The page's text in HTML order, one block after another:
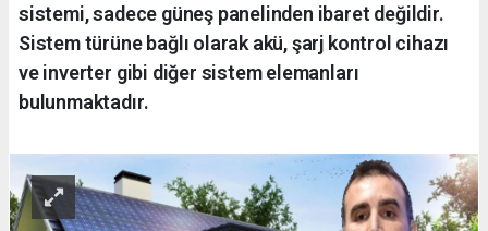
sistemi, sadece güneş panelinden ibaret değildir.
Sistem türüne bağlı olarak akü, şarj kontrol cihazı
ve inverter gibi diğer sistem elemanları
bulunmaktadır.